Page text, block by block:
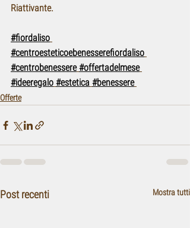
Riattivante.
#fiordaliso
#centroesteticoebenesserefiordaliso
#centrobenessere #offertadelmese
#ideeregalo #estetica #benessere
Offerte
Post recenti Mostra tutti